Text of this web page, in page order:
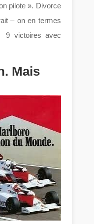
pilote ». Divorce
– on en termes
9 victoires avec
Mais